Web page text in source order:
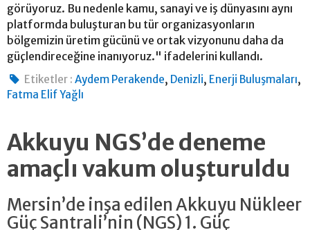
görüyoruz. Bu nedenle kamu, sanayi ve iş dünyasını aynı
platformda buluşturan bu tür organizasyonların
bölgemizin üretim gücünü ve ortak vizyonunu daha da
güçlendireceğine inanıyoruz." ifadelerini kullandı.
Etiketler : Aydem Perakende, Denizli, Enerji Buluşmaları,
Fatma Elif Yağlı
Akkuyu NGS’de deneme
amaçlı vakum oluşturuldu
Mersin’de inşa edilen Akkuyu Nükleer
Güç Santrali’nin (NGS) 1. Güç